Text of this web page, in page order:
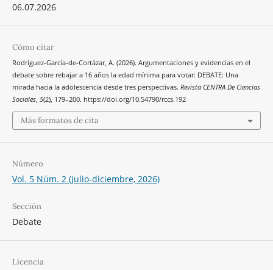
06.07.2026
Cómo citar
Rodríguez-García-de-Cortázar, A. (2026). Argumentaciones y evidencias en el
debate sobre rebajar a 16 años la edad mínima para votar: DEBATE: Una
mirada hacia la adolescencia desde tres perspectivas. Revista CENTRA De Ciencias
Sociales, 5(2), 179–200. https://doi.org/10.54790/rccs.192
Más formatos de cita
Número
Vol. 5 Núm. 2 (julio-diciembre, 2026)
Sección
Debate
Licencia